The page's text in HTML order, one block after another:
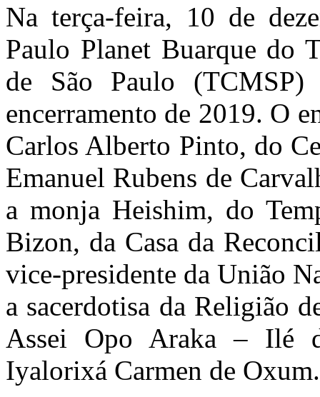
Na terça-feira, 10 de
Paulo Planet Buarque do
de São Paulo (TCMSP)
encerramento de 2019. O
Carlos Alberto Pinto, do
Emanuel Rubens de
a monja Heishim, do
Bizon, da Casa da
vice-presidente da União
a sacerdotisa da Religião
Assei Opo Araka – Ilé
Iyalorixá Carmen de Oxum.